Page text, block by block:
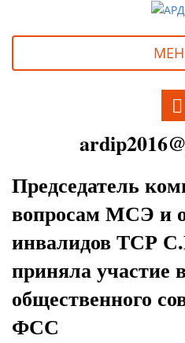
Председатель
вопросам МСЭ и
инвалидов ТСР
приняла участие
общественного
ФСС